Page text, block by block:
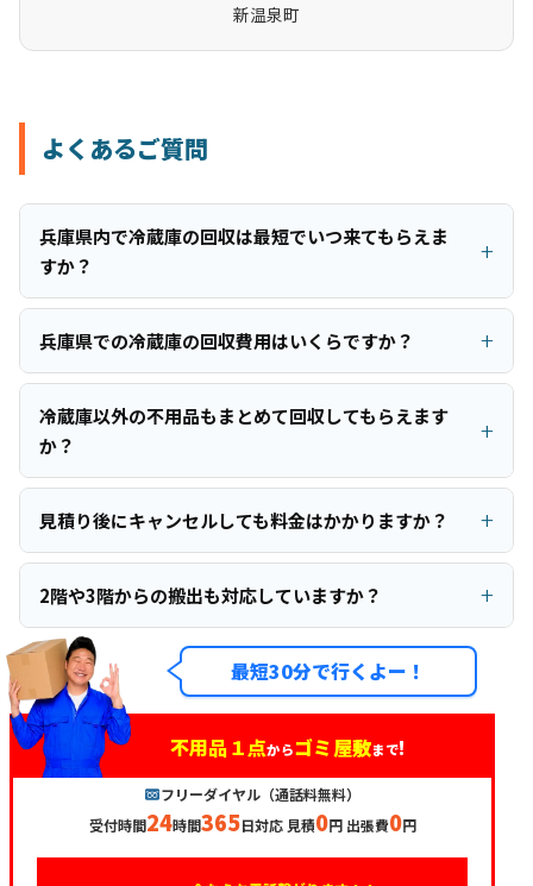
新温泉町
よくあるご質問
兵庫県内で冷蔵庫の回収は最短でいつ来てもらえま
すか？
兵庫県での冷蔵庫の回収費用はいくらですか？
冷蔵庫以外の不用品もまとめて回収してもらえます
か？
見積り後にキャンセルしても料金はかかりますか？
2階や3階からの搬出も対応していますか？
最短30分で行くよー！
不用品１点からゴミ屋敷まで!
フリーダイヤル（通話料無料）
受付時間24時間365日対応 見積0円 出張費0円